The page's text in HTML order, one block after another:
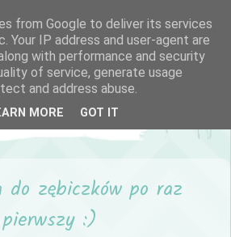
do zębiczków po raz
pierwszy :)
from Google to deliver its services
Your IP address and user-agent are
with performance and security
of service, generate usage
and address abuse.
MORE GOT IT